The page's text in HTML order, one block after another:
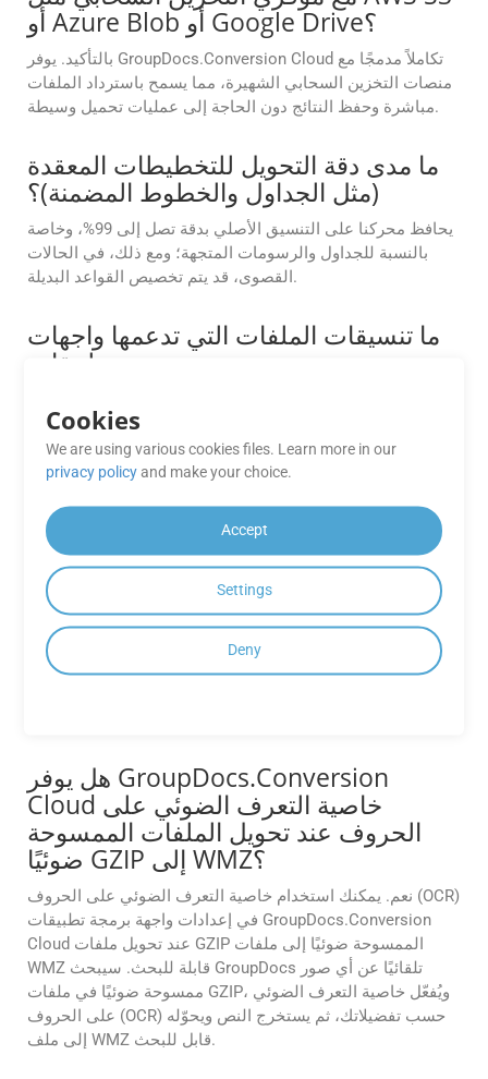
أو Azure Blob أو Google Drive؟
بالتأكيد. يوفر GroupDocs.Conversion Cloud تكاملاً مدمجًا مع
منصات التخزين السحابي الشهيرة، مما يسمح باسترداد الملفات
مباشرة وحفظ النتائج دون الحاجة إلى عمليات تحميل وسيطة.
ما مدى دقة التحويل للتخطيطات المعقدة
(مثل الجداول والخطوط المضمنة)؟
يحافظ محركنا على التنسيق الأصلي بدقة تصل إلى 99%، وخاصة
بالنسبة للجداول والرسومات المتجهة؛ ومع ذلك، في الحالات
القصوى، قد يتم تخصيص القواعد البديلة.
ما تنسيقات الملفات التي تدعمها واجهات
برمجة تطبيقات
تدعم واجهات برمجة تطبيقات GroupDocs.Conversion Cloud
مجموعة واسعة من تنسيقات الملفات بما في ذلك Word وExcel
هل يمكنني تخصيص تنسيقات الإخراج (على
سبيل المثال، ضبط جودة الصورة، أو ضغط
PDF، أو نطاقات الصفحات)؟
نعم، توفر واجهات برمجة التطبيقات خيارات تخصيص متقدمة،
مثل ضبط جودة الصورة لملفات PDF، وتحديد نطاقات الصفحات
هل يوفر GroupDocs.Conversion
Cloud خاصية التعرف الضوئي على
الحروف عند تحويل الملفات الممسوحة
ضوئيًا GZIP إلى WMZ؟
نعم. يمكنك استخدام خاصية التعرف الضوئي على الحروف (OCR)
في إعدادات واجهة برمجة تطبيقات GroupDocs.Conversion
Cloud عند تحويل ملفات GZIP الممسوحة ضوئيًا إلى ملفات
WMZ قابلة للبحث. سيبحث GroupDocs تلقائيًا عن أي صور
ممسوحة ضوئيًا في ملفات GZIP، ويُفعّل خاصية التعرف الضوئي
على الحروف (OCR) حسب تفضيلاتك، ثم يستخرج النص ويحوّله
إلى ملف WMZ قابل للبحث.
Cookies
We are using various cookies files. Learn more in our
privacy policyand make your choice.
Accept
Settings
Deny